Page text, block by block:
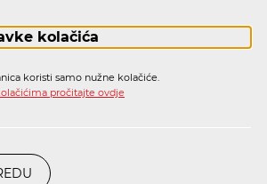
kolačića
koristi samo nužne kolačiće.
pročitajte ovdje
Pošta